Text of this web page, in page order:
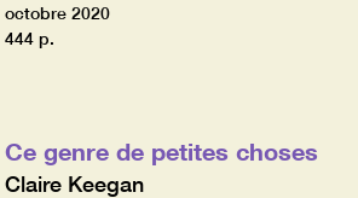
octobre 2020
444 p.
Ce genre de petites choses
Claire Keegan